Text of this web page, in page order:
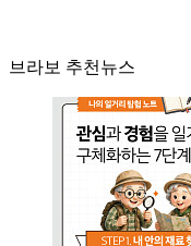
브라보 추천뉴스